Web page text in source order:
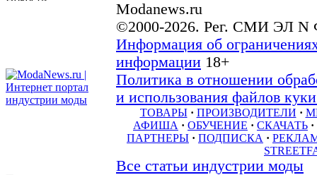
Modanews.ru
©2000-2026. Рег. СМИ ЭЛ N
Информация об
информации 18+
Политика в отношении
и использования файлов
ТОВАРЫ · ПРОИЗВОДИТЕЛИ ·
АФИША · ОБУЧЕНИЕ · СКАЧАТЬ ·
ПАРТНЕРЫ · ПОДПИСКА ·
Все статьи индустрии моды